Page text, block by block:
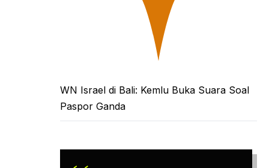
WN Israel di Bali: Kemlu Buka Suara Soal
Paspor Ganda